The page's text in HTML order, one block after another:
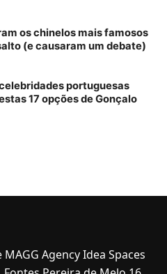
os chinelos mais famosos
(e causaram um debate)
portuguesas
17 opções de Gonçalo
Agency Idea Spaces